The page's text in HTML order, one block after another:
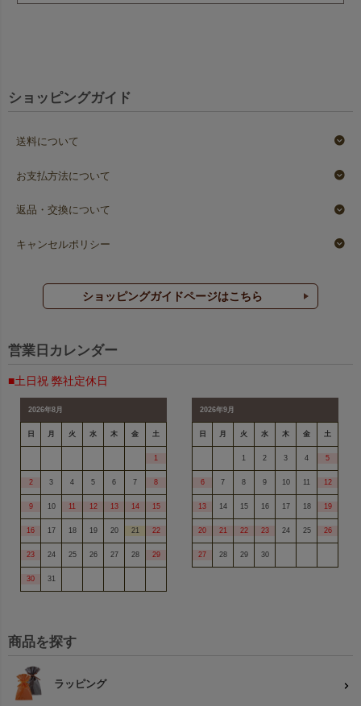
ショッピングガイド
送料について
お支払方法について
返品・交換について
キャンセルポリシー
ショッピングガイドページはこちら
営業日カレンダー
■土日祝 弊社定休日
2026年8月
日 月 火 水 木 金 土
1
2 3 4 5 6 7 8
9 10 11 12 13 14 15
16 17 18 19 20 21 22
23 24 25 26 27 28 29
30 31
2026年9月
日 月 火 水 木 金 土
1 2 3 4 5
6 7 8 9 10 11 12
13 14 15 16 17 18 19
20 21 22 23 24 25 26
27 28 29 30
商品を探す
ラッピング